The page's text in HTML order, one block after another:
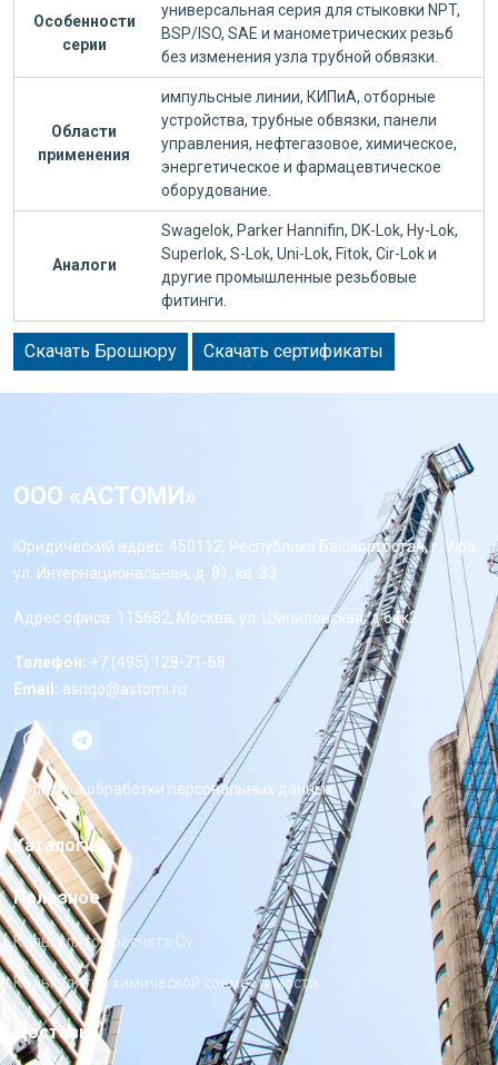
Особенности
серии
универсальная серия для стыковки NPT,
BSP/ISO, SAE и манометрических резьб
без изменения узла трубной обвязки.
Области
применения
импульсные линии, КИПиА, отборные
устройства, трубные обвязки, панели
управления, нефтегазовое, химическое,
энергетическое и фармацевтическое
оборудование.
Аналоги
Swagelok, Parker Hannifin, DK-Lok, Hy-Lok,
Superlok, S-Lok, Uni-Lok, Fitok, Cir-Lok и
другие промышленные резьбовые
фитинги.
Скачать Брошюру Скачать сертификаты
ООО «АСТОМИ»
Юридический адрес: 450112, Республика Башкортостан, г. Уфа,
ул. Интернациональная, д. 81, кв. 33
Адрес офиса: 115682, Москва, ул. Шипиловская, д 64к2
Телефон: +7 (495) 128-71-68
Email: asnqo@astomi.ru
Политика обработки персональных данных
Каталоги
Полезное
Калькулятор расчета Cv
Калькулятор химической совместимости
Доставка